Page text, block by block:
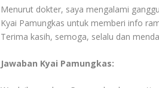
Menurut dokter, saya mengalami
Kyai Pamungkas untuk memberi info
Terima kasih, semoga, selalu dan
Jawaban Kyai Pamungkas: